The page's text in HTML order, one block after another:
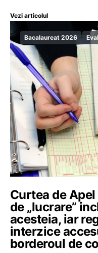
Vezi articolul
Bacalaureat 2026
Curtea de
de „lucrare”
acesteia, iar
interzice
borderoul de